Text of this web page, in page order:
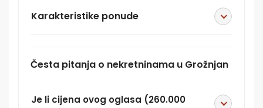
Karakteristike ponude
Česta pitanja o nekretninama u Grožnjan
Je li cijena ovog oglasa (260.000